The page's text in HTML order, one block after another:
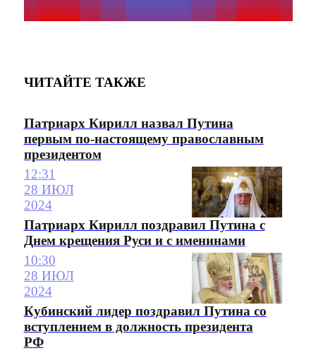
ЧИТАЙТЕ ТАКЖЕ
Патриарх Кирилл назвал Путина
первым по-настоящему православным
президентом
12:31
28 ИЮЛ
2024
Патриарх Кирилл поздравил Путина с
Днем крещения Руси и с именинами
10:30
28 ИЮЛ
2024
Кубинский лидер поздравил Путина со
вступлением в должность президента
РФ